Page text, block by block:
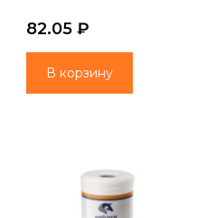
82.05 ₽
В корзину